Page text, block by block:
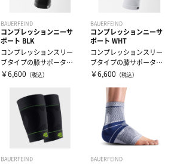
BAUERFEIND
コンプレッションニーサ
ポート BLK
コンプレッションスリー
ブタイプの膝サポーター
です。膝関節周辺部のコ
￥6,600 （税込）
BAUERFEIND
コンプレッションニーサ
ポート WHT
コンプレッションスリー
ブタイプの膝サポーター
です。膝関節周辺部のコ
￥6,600 （税込）
BAUERFEIND BAUERFEIND